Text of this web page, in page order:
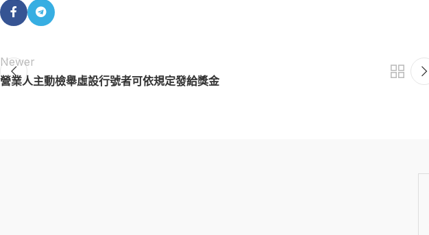
Newer
營業人主動檢舉虛設行號者可依規定發給獎金